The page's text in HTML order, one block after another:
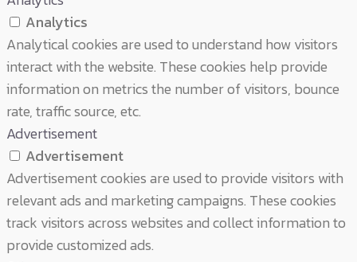
Analytics
Analytical cookies are used to understand how visitors
interact with the website. These cookies help provide
information on metrics the number of visitors, bounce
rate, traffic source, etc.
Advertisement
Advertisement
Advertisement cookies are used to provide visitors with
relevant ads and marketing campaigns. These cookies
track visitors across websites and collect information to
provide customized ads.